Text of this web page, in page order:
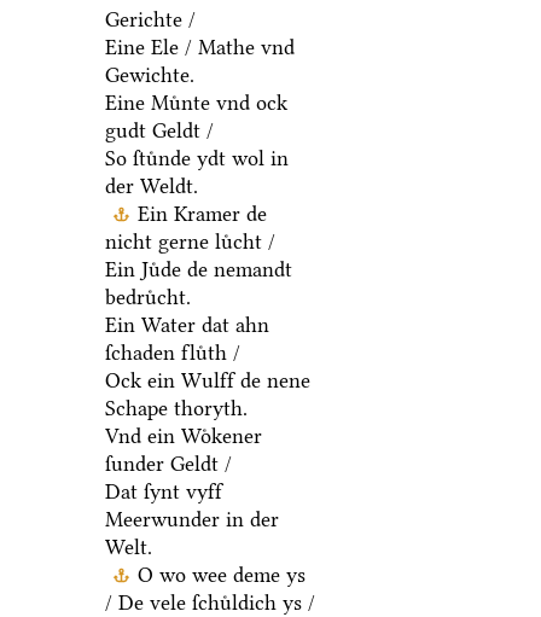
Gerichte /
Eine Ele / Mathe vnd
Gewichte.
Eine Muͤnte vnd ock
gudt Geldt /
So ſtuͤnde ydt wol in
der Weldt.
Ein Kramer de
nicht gerne luͤcht /
Ein Juͤde de nemandt
bedruͤcht.
Ein Water dat ahn
ſchaden fluͤth /
Ock ein Wulff de nene
Schape thoryth.
Vnd ein Woͤkener
ſunder Geldt /
Dat ſynt vyff
Meerwunder in der
Welt.
O wo wee deme ys
/ De vele ſchuͤldich ys /